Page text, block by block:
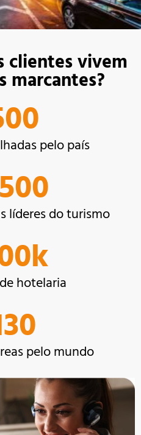
clientes vivem
marcantes?
pelo país
líderes do turismo
hotelaria
k
pelo mundo